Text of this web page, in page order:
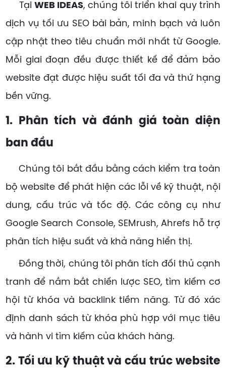
Tại WEB IDEAS, chúng tôi triển khai quy trình
dịch vụ tối ưu SEO bài bản, minh bạch và luôn
cập nhật theo tiêu chuẩn mới nhất từ Google.
Mỗi giai đoạn đều được thiết kế để đảm bảo
website đạt được hiệu suất tối đa và thứ hạng
bền vững.
1. Phân tích và đánh giá toàn diện
ban đầu
Chúng tôi bắt đầu bằng cách kiểm tra toàn
bộ website để phát hiện các lỗi về kỹ thuật, nội
dung, cấu trúc và tốc độ. Các công cụ như
Google Search Console, SEMrush, Ahrefs hỗ trợ
phân tích hiệu suất và khả năng hiển thị.
Đồng thời, chúng tôi phân tích đối thủ cạnh
tranh để nắm bắt chiến lược SEO, tìm kiếm cơ
hội từ khóa và backlink tiềm năng. Từ đó xác
định danh sách từ khóa phù hợp với mục tiêu
và hành vi tìm kiếm của khách hàng.
2. Tối ưu kỹ thuật và cấu trúc website